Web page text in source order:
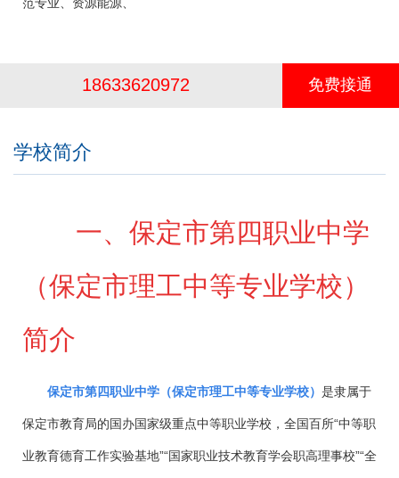
18633620972 免费接通
学校简介
一、保定市第四职业中学
（保定市理工中等专业学校）
简介
保定市第四职业中学（保定市理工中等专业学校） 是隶属于
保定市教育局的国办国家级重点中等职业学校，全国百所“中等职
业教育德育工作实验基地”“国家职业技术教育学会职高理事校”“全